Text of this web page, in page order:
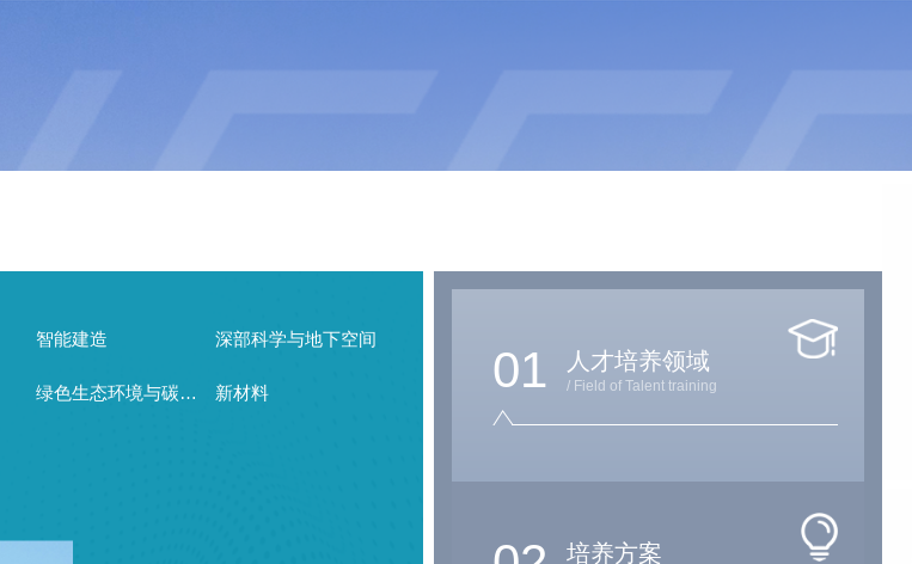
01 人才培养领域
/ Field of Talent training
培养方案
智能建造 深部科学与地下空间
绿色生态环境与碳中和 新材料